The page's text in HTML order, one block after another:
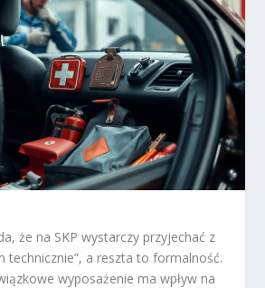
że na SKP wystarczy przyjechać z
technicznie”, a reszta to formalność.
wyposażenie ma wpływ na